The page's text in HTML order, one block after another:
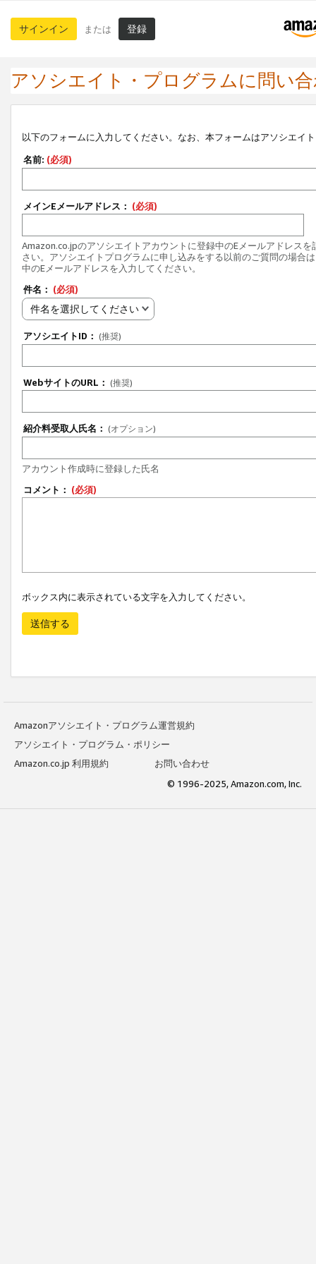
サインイン または 登録
アソシエイト・プログラムに問い
以下のフォームに入力してください。なお、本フォームはアソシエイ
名前: (必須)
メインEメールアドレス： (必須)
Amazon.co.jpのアソシエイトアカウントに登録中のEメールアドレスを
さい。アソシエイトプログラムに申し込みをする以前のご質問の場合
中のEメールアドレスを入力してください。
件名： (必須)
件名を選択してください
アソシエイトID： (推奨)
WebサイトのURL： (推奨)
紹介料受取人氏名： (オプション)
アカウント作成時に登録した氏名
コメント： (必須)
ボックス内に表示されている文字を入力してください。
送信する
Amazonアソシエイト・プログラム運営規約
アソシエイト・プログラム・ポリシー
Amazon.co.jp 利用規約
お問い合わせ
© 1996-2025, Amazon.com, Inc.